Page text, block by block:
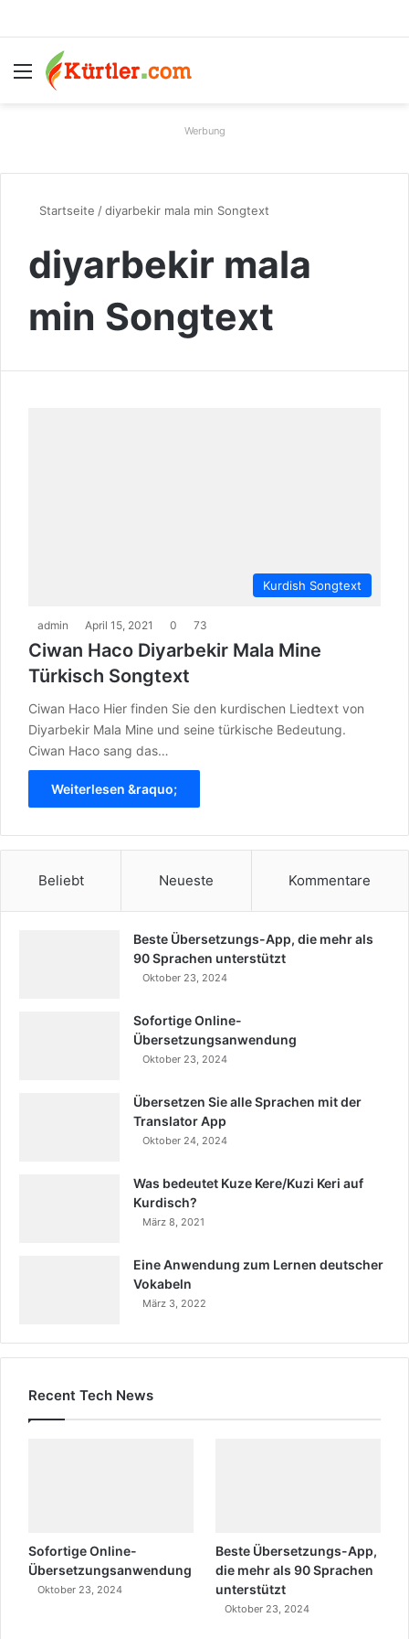
Menü
Werbung
Startseite /diyarbekir mala min Songtext
diyarbekir mala
min Songtext
Kurdish Songtext
admin April 15, 2021 0 73
Ciwan Haco Diyarbekir Mala Mine
Türkisch Songtext
Ciwan Haco Hier finden Sie den kurdischen Liedtext von
Diyarbekir Mala Mine und seine türkische Bedeutung.
Ciwan Haco sang das…
Weiterlesen &raquo;
Beliebt Neueste Kommentare
Beste Übersetzungs-App, die mehr als
90 Sprachen unterstützt
Oktober 23, 2024
Sofortige Online-
Übersetzungsanwendung
Oktober 23, 2024
Übersetzen Sie alle Sprachen mit der
Translator App
Oktober 24, 2024
Was bedeutet Kuze Kere/Kuzi Keri auf
Kurdisch?
März 8, 2021
Eine Anwendung zum Lernen deutscher
Vokabeln
März 3, 2022
Recent Tech News
Sofortige Online-
Übersetzungsanwendung
Oktober 23, 2024
Beste Übersetzungs-App,
die mehr als 90 Sprachen
unterstützt
Oktober 23, 2024